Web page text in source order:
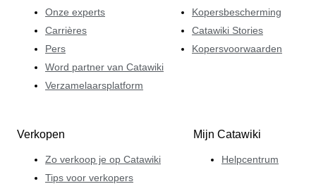
Onze experts
Carrières
Pers
Word partner van Catawiki
Verzamelaarsplatform
Kopersbescherming
Catawiki Stories
Kopersvoorwaarden
Verkopen
Zo verkoop je op Catawiki
Tips voor verkopers
Mijn Catawiki
Helpcentrum